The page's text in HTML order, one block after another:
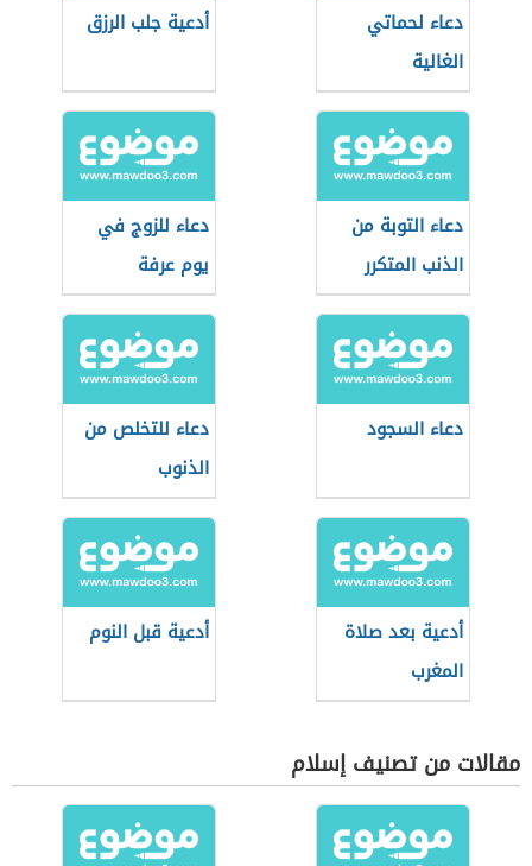
دعاء لحماتي
الغالية
أدعية جلب الرزق
دعاء التوبة من
الذنب المتكرر
دعاء للزوج في
يوم عرفة
دعاء السجود
دعاء للتخلص من
الذنوب
أدعية بعد صلاة
المغرب
أدعية قبل النوم
مقالات من تصنيف إسلام